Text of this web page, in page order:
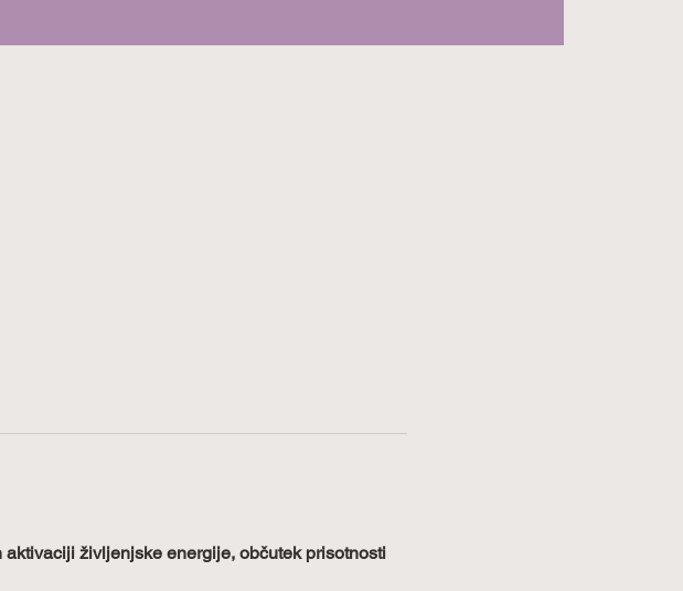
življenjske energije, občutek prisotnosti